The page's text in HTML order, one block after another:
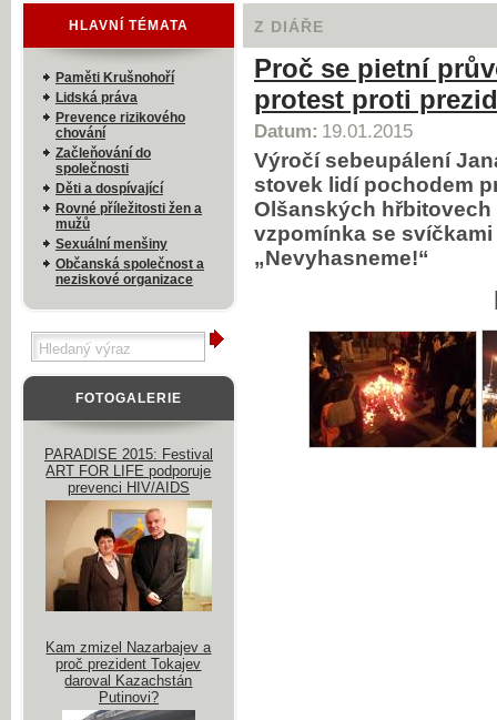
Z DIÁŘE
Proč se pietní
protest proti
Datum: 19.01.2015
Výročí sebeupálení
stovek lidí pochodem
Olšanských hřbitovech
vzpomínka se
„Nevyhasneme!“
HLAVNÍ TÉMATA
Paměti Krušnohoří
Lidská práva
Prevence rizikového
chování
Začleňování do
společnosti
Děti a dospívající
Rovné příležitosti žen a
mužů
Sexuální menšiny
Občanská společnost a
neziskové organizace
FOTOGALERIE
PARADISE 2015: Festival
ART FOR LIFE podporuje
prevenci HIV/AIDS
Kam zmizel Nazarbajev a
proč prezident Tokajev
daroval Kazachstán
Putinovi?